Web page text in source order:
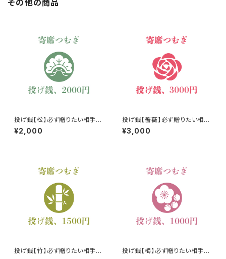
その他の商品
投げ銭【松】必ず贈りたい相手を
ご指定下さい
¥2,000
投げ銭【薔薇】必ず贈りたい相手
をご指定ください
¥3,000
投げ銭【竹】必ず贈りたい相手を
投げ銭【梅】必ず贈りたい相手を